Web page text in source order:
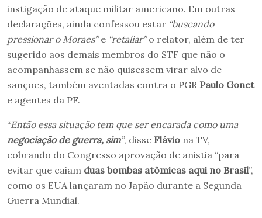
instigação de ataque militar americano. Em outras
declarações, ainda confessou estar “buscando
pressionar o Moraes”e “retaliar”o relator, além de ter
sugerido aos demais membros do STF que não o
acompanhassem se não quisessem virar alvo de
sanções, também aventadas contra o PGR Paulo Gonet
e agentes da PF.
“Então essa situação tem que ser encarada como uma
negociação de guerra, sim”, disse Flávio na TV,
cobrando do Congresso aprovação de anistia “para
evitar que caiam duas bombas atômicas aqui no Brasil”,
como os EUA lançaram no Japão durante a Segunda
Guerra Mundial.